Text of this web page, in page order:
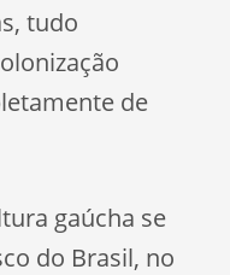
tudo
de
gaúcha se
do Brasil, no